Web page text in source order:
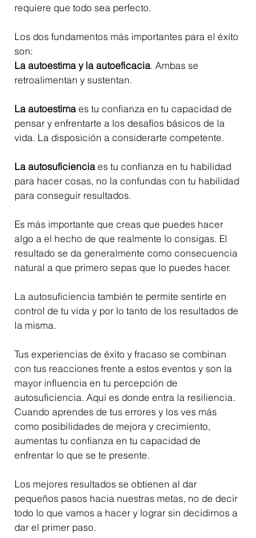
requiere que todo sea perfecto.
Los dos fundamentos más importantes para el éxito
son:
La autoestima y la autoeficacia . Ambas se
retroalimentan y sustentan.
La autoestima es tu confianza en tu capacidad de
pensar y enfrentarte a los desafíos básicos de la
vida. La disposición a considerarte competente.
La autosuficiencia es tu confianza en tu habilidad
para hacer cosas, no la confundas con tu habilidad
para conseguir resultados.
Es más importante que creas que puedes hacer
algo a el hecho de que realmente lo consigas. El
resultado se da generalmente como consecuencia
natural a que primero sepas que lo puedes hacer.
La autosuficiencia también te permite sentirte en
control de tu vida y por lo tanto de los resultados de
la misma.
Tus experiencias de éxito y fracaso se combinan
con tus reacciones frente a estos eventos y son la
mayor influencia en tu percepción de
autosuficiencia. Aquí es donde entra la resiliencia.
Cuando aprendes de tus errores y los ves más
como posibilidades de mejora y crecimiento,
aumentas tu confianza en tu capacidad de
enfrentar lo que se te presente.
Los mejores resultados se obtienen al dar
pequeños pasos hacia nuestras metas, no de decir
todo lo que vamos a hacer y lograr sin decidirnos a
dar el primer paso.